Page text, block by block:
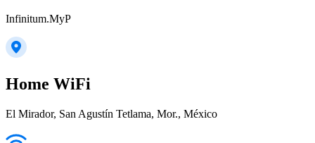
Infinitum.MyP
Home WiFi
El Mirador, San Agustín Tetlama, Mor., México